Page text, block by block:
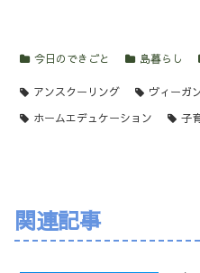
今日のできごと 島暮らし
アンスクーリング ヴィーガ
ホームエデュケーション
子
関連記事